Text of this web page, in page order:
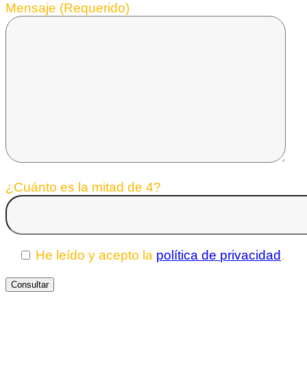
Mensaje (Requerido)
¿Cuánto es la mitad de 4?
He leído y acepto la política de privacidad.